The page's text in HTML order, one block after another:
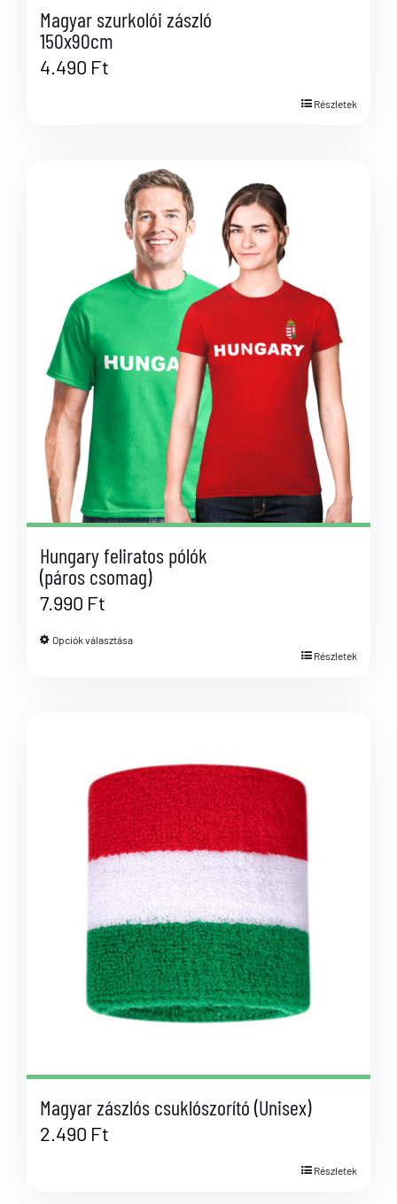
Magyar szurkolói zászló
150x90cm
4.490 Ft
Részletek
Hungary feliratos pólók
(páros csomag)
7.990 Ft
Opciók választása
Részletek
Magyar zászlós csuklószorító (Unisex)
2.490 Ft
Részletek